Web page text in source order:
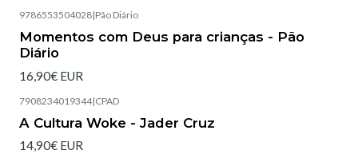
9786553504028|Pão Diário
Momentos com Deus para crianças - Pão
Diário
16,90€ EUR
7908234019344|CPAD
A Cultura Woke - Jader Cruz
14,90€ EUR